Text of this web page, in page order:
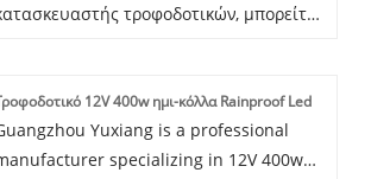
στους πελάτες μια σειρά
προμήθεια, με επαγγελματική
εξαιρετική ποιότητα
και ανταγωνιστικές τιμές, η
τροφοδοτικών, μπορείτε
πολλά χρόνια εμπειρίας
και ανάπτυξης προϊόντων, τα
μας έχουν εξαχθεί στη
12V 400w ημι-κόλλα Rainproof Led
Yuxiang is a professional
specializing in 12V 400w